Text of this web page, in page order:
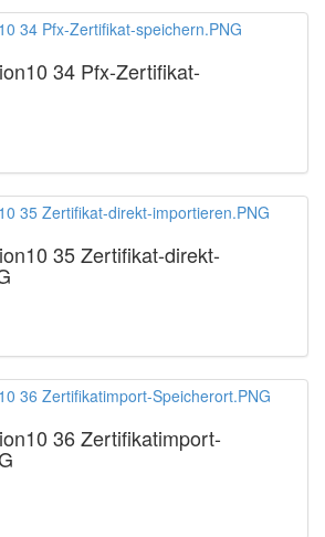
34 Pfx-Zertifikat-
35 Zertifikat-direkt-
36 Zertifikatimport-